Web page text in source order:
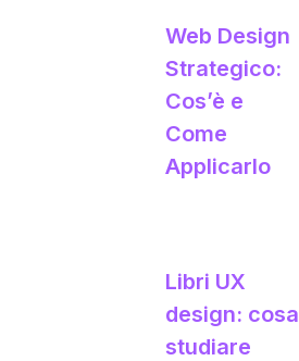
Web Design
Strategico:
Cos’è e
Come
Applicarlo
Libri UX
design: cosa
studiare